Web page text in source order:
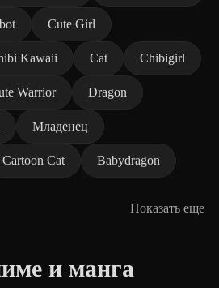
Cute Girl
Kawaii Cat Chibigirl
Warrior Dragon
Младенец
Cartoon Cat Babydragon
Показать еще
и манга